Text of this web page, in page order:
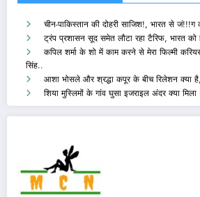
चीन-पाकिस्तान की दोहरी साजिश!, भारत से जं!!!ग
ट्रंप प्रशासन सूद समेत लौटा रहा टैरिफ, भारत को
कपिल शर्मा के शो में काम करने से मेरा फिल्मी
सिंह..
आशा भोसले और श्रद्धा कपूर के बीच रिलेशन क्या
शिया मुस्लिमों के गांव घुसा इजराइल अंदर क्या